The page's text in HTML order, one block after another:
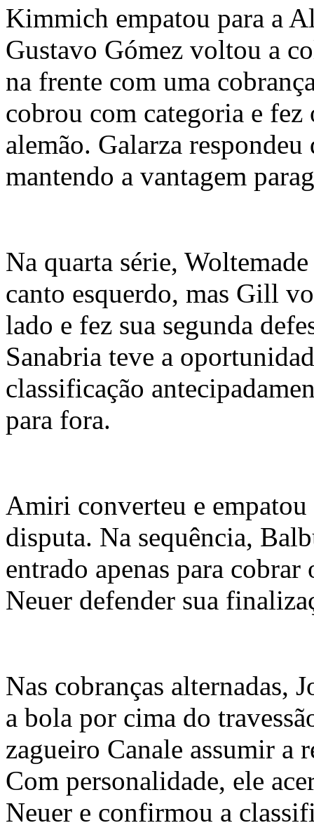
Kimmich empatou para a
Gustavo Gómez voltou a
na frente com uma
cobrou com categoria e fez
alemão. Galarza
mantendo a vantagem
Na quarta série,
canto esquerdo, mas Gill
lado e fez sua segunda
Sanabria teve a
classificação
para fora.
Amiri converteu e empatou
disputa. Na sequência,
entrado apenas para
Neuer defender sua
Nas cobranças alternadas,
a bola por cima do
zagueiro Canale assumir a
Com personalidade, ele
Neuer e confirmou a